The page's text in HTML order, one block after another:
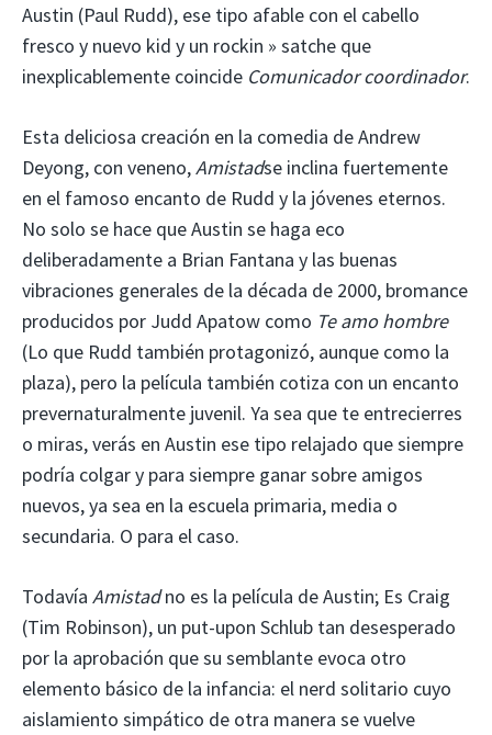
Austin (Paul Rudd), ese tipo afable con el cabello
fresco y nuevo kid y un rockin » satche que
inexplicablemente coincide Comunicador coordinador.
Esta deliciosa creación en la comedia de Andrew
Deyong, con veneno,Amistadse inclina fuertemente
en el famoso encanto de Rudd y la jóvenes eternos.
No solo se hace que Austin se haga eco
deliberadamente a Brian Fantana y las buenas
vibraciones generales de la década de 2000, bromance
producidos por Judd Apatow como Te amo hombre
(Lo que Rudd también protagonizó, aunque como la
plaza), pero la película también cotiza con un encanto
prevernaturalmente juvenil. Ya sea que te entrecierres
o miras, verás en Austin ese tipo relajado que siempre
podría colgar y para siempre ganar sobre amigos
nuevos, ya sea en la escuela primaria, media o
secundaria. O para el caso.
Todavía Amistadno es la película de Austin; Es Craig
(Tim Robinson), un put-upon Schlub tan desesperado
por la aprobación que su semblante evoca otro
elemento básico de la infancia: el nerd solitario cuyo
aislamiento simpático de otra manera se vuelve